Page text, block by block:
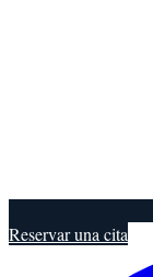
Reservar una cita